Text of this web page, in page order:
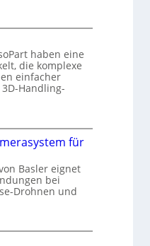
haben eine
die komplexe
einfacher
Handling-
für
Basler eignet
bei
Drohnen und